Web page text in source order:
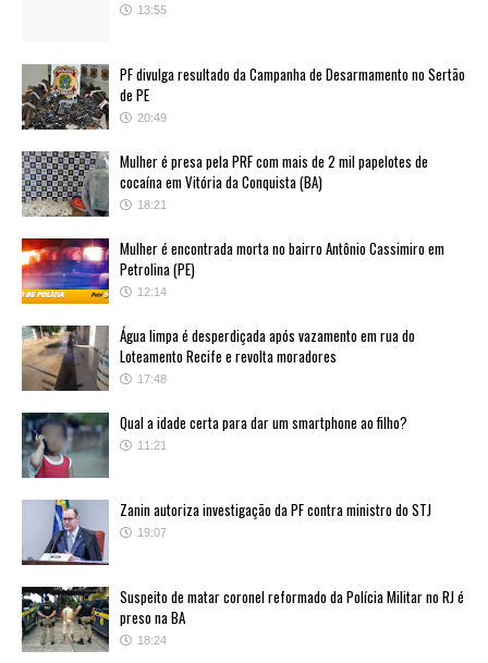
13:55
PF divulga resultado da Campanha de Desarmamento no Sertão
de PE
20:49
Mulher é presa pela PRF com mais de 2 mil papelotes de
cocaína em Vitória da Conquista (BA)
18:21
Mulher é encontrada morta no bairro Antônio Cassimiro em
Petrolina (PE)
12:14
Água limpa é desperdiçada após vazamento em rua do
Loteamento Recife e revolta moradores
17:48
Qual a idade certa para dar um smartphone ao filho?
11:21
Zanin autoriza investigação da PF contra ministro do STJ
19:07
Suspeito de matar coronel reformado da Polícia Militar no RJ é
preso na BA
18:24